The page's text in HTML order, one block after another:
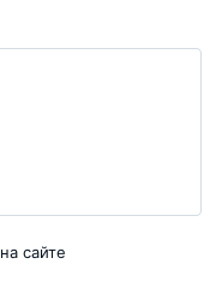
на сайте